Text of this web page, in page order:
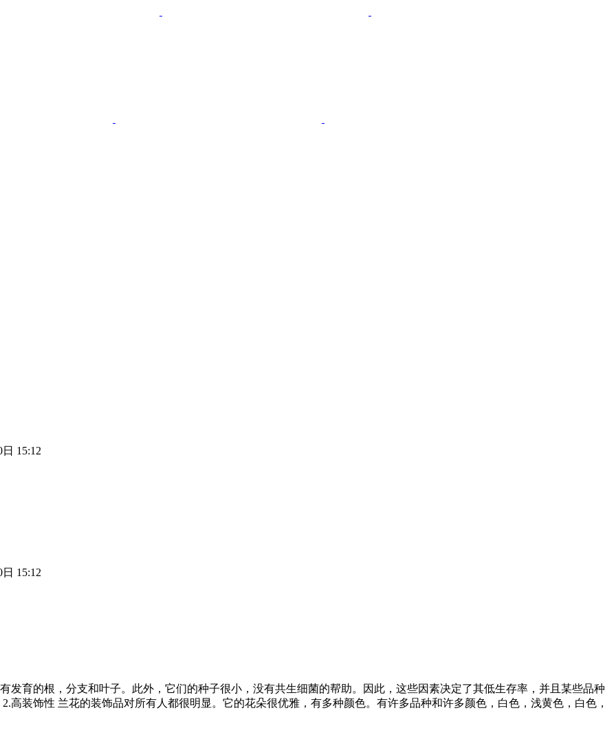
15:12
15:12
发育的根，分支和叶子。此外，它们的种子很小，没有共生细菌的帮助。因此，这些因素决定了其低生存率，并且某些品种
高装饰性 兰花的装饰品对所有人都很明显。它的花朵很优雅，有多种颜色。有许多品种和许多颜色，白色，浅黄色，白色，